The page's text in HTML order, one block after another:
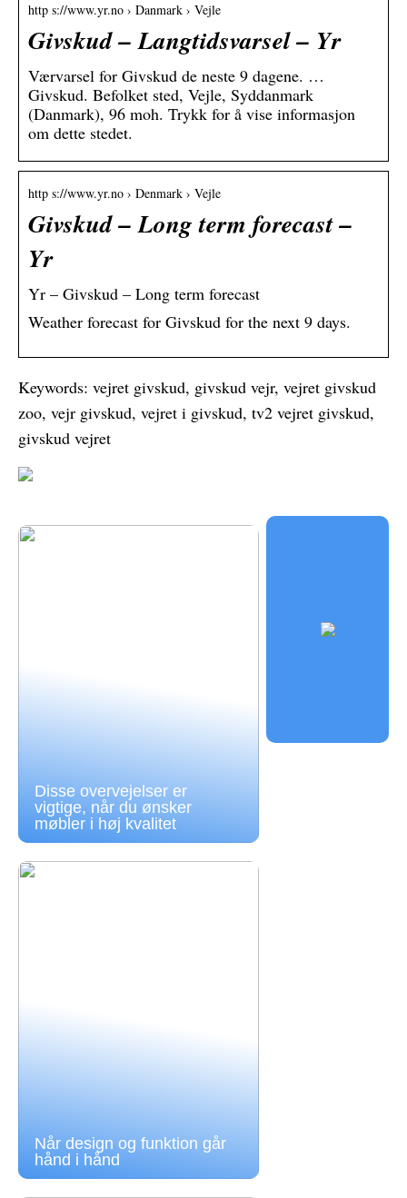
http s://www.yr.no › Danmark › Vejle
Givskud – Langtidsvarsel – Yr
Værvarsel for Givskud de neste 9 dagene. …
Givskud. Befolket sted, Vejle, Syddanmark
(Danmark), 96 moh. Trykk for å vise informasjon
om dette stedet.
http s://www.yr.no › Denmark › Vejle
Givskud – Long term forecast –
Yr
Yr – Givskud – Long term forecast
Weather forecast for Givskud for the next 9 days.
Keywords: vejret givskud, givskud vejr, vejret givskud
zoo, vejr givskud, vejret i givskud, tv2 vejret givskud,
givskud vejret
Disse overvejelser er
vigtige, når du ønsker
møbler i høj kvalitet
Når design og funktion går
hånd i hånd